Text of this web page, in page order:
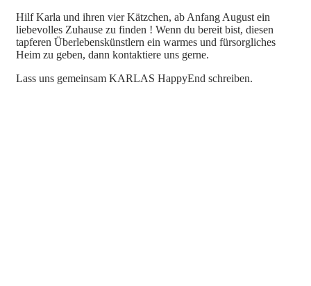
Hilf Karla und ihren vier Kätzchen, ab Anfang August ein
liebevolles Zuhause zu finden ! Wenn du bereit bist, diesen
tapferen Überlebenskünstlern ein warmes und fürsorgliches
Heim zu geben, dann kontaktiere uns gerne.
Lass uns gemeinsam KARLAS HappyEnd schreiben.